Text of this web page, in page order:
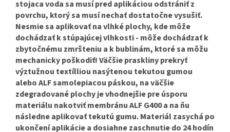
stojaca voda sa musí pred aplikáciou odstrániť z
povrchu, ktorý sa musí nechať dostatočne vysušiť.
Nesmie sa aplikovať na vlhké plochy, kde môže
dochádzať k stúpajúcej vlhkosti - môže dochádzať k
zbytočnému zmršteniu a k bublinám, ktoré sa môžu
mechanicky poškodiť! Väčšie praskliny prekryť
výztužnou textílliou nasýtenou tekutou gumou
alebo ALF samolepiacou páskou, na väčšie
zdegradované plochy je vhodnejšie pre úsporu
materiálu nakotviť membránu ALF G400 a na ňu
následne aplikovať tekutú gumu. Materiál zasychá po
ukončení aplikácie a dosiahne zaschnutie do 24 hodín